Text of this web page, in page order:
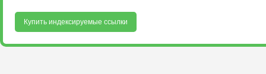
Купить индексируемые ссылки